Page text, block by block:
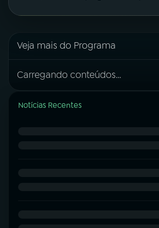
Veja mais do Programa
Carregando conteúdos...
Notícias Recentes